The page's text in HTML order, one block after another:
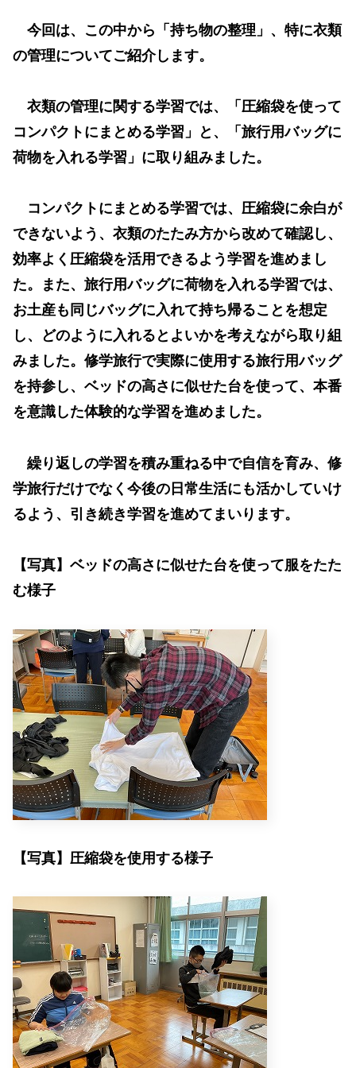
今回は、この中から「持ち物の整理」、特に衣類
の管理についてご紹介します。
衣類の管理に関する学習では、「圧縮袋を使って
コンパクトにまとめる学習」と、「旅行用バッグに
荷物を入れる学習」に取り組みました。
コンパクトにまとめる学習では、圧縮袋に余白が
できないよう、衣類のたたみ方から改めて確認し、
効率よく圧縮袋を活用できるよう学習を進めまし
た。また、旅行用バッグに荷物を入れる学習では、
お土産も同じバッグに入れて持ち帰ることを想定
し、どのように入れるとよいかを考えながら取り組
みました。修学旅行で実際に使用する旅行用バッグ
を持参し、ベッドの高さに似せた台を使って、本番
を意識した体験的な学習を進めました。
繰り返しの学習を積み重ねる中で自信を育み、修
学旅行だけでなく今後の日常生活にも活かしていけ
るよう、引き続き学習を進めてまいります。
【写真】ベッドの高さに似せた台を使って服をたた
む様子
【写真】圧縮袋を使用する様子